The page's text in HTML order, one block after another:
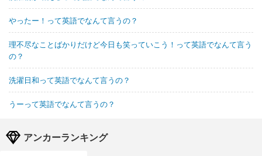
やったー！って英語でなんて言うの？
理不尽なことばかりだけど今日も笑っていこう！って英語でなんて言う
の？
洗濯日和って英語でなんて言うの？
うーって英語でなんて言うの？
アンカーランキング